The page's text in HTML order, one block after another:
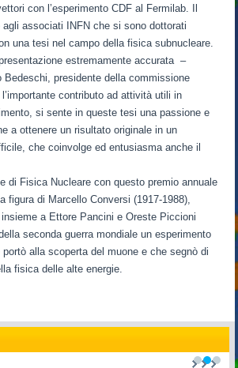
con l’esperimento CDF al Fermilab. Il
associati INFN che si sono dottorati
una tesi nel campo della fisica subnucleare.
estremamente accurata –
Bedeschi, presidente della commissione
contributo ad attività utili in
si sente in queste tesi una passione e
a ottenere un risultato originale in un
che coinvolge ed entusiasma anche il
di Fisica Nucleare con questo premio annuale
figura di Marcello Conversi (1917-1988),
a Ettore Pancini e Oreste Piccioni
seconda guerra mondiale un esperimento
alla scoperta del muone e che segnò di
fisica delle alte energie.